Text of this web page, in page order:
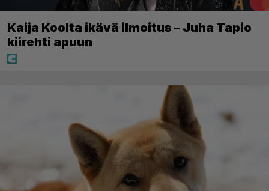
Kaija Koolta ikävä ilmoitus – Juha Tapio
kiirehti apuun